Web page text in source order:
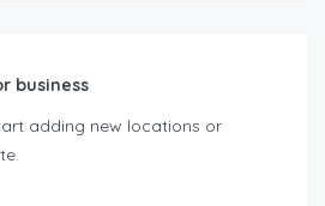
business
adding new locations or